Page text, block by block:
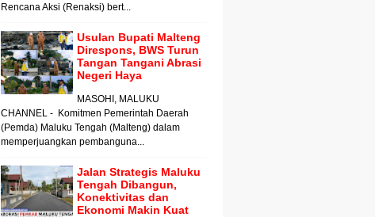
Rencana Aksi (Renaksi) bert...
Usulan Bupati Malteng
Direspons, BWS Turun
Tangan Tangani Abrasi
Negeri Haya
MASOHI, MALUKU
CHANNEL - Komitmen Pemerintah Daerah
(Pemda) Maluku Tengah (Malteng) dalam
memperjuangkan pembanguna...
Jalan Strategis Maluku
Tengah Dibangun,
Konektivitas dan
Ekonomi Makin Kuat